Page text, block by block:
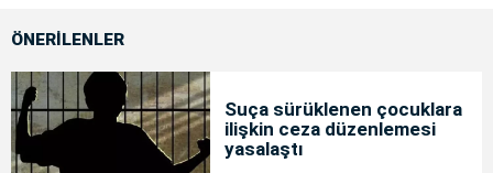
ÖNERİLENLER
Suça sürüklenen çocuklara
ilişkin ceza düzenlemesi
yasalaştı